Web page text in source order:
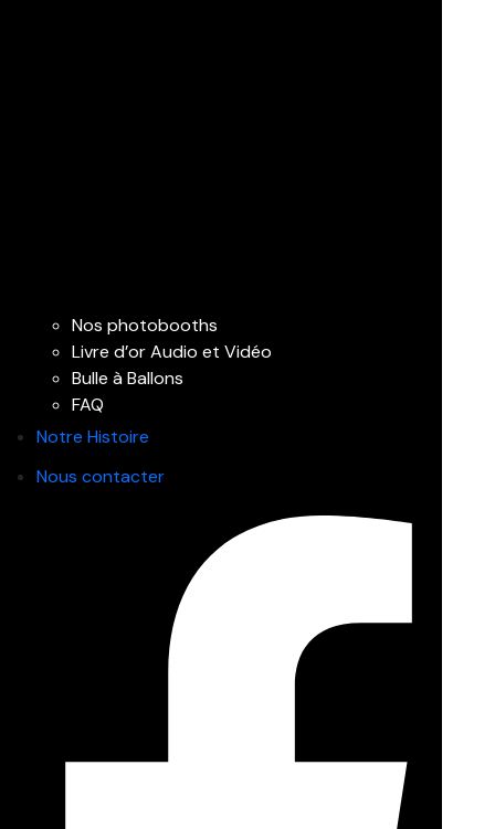
Nos photobooths
Livre d’or Audio et Vidéo
Bulle à Ballons
FAQ
Notre Histoire
Nous contacter